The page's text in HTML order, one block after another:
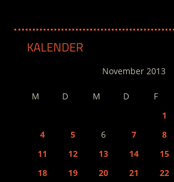
KALENDER
November 2013
M D M D F
1
4
5 6 7 8
11
12 13 14 15
18
19 20 21 22